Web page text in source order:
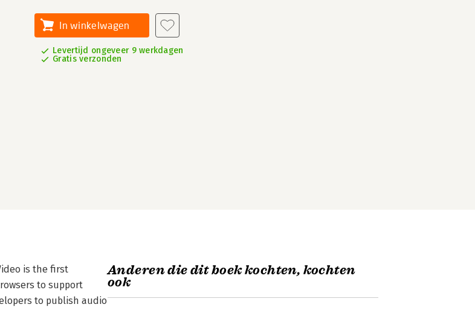
In winkelwagen
Levertijd ongeveer 9 werkdagen
Gratis verzonden
is the first
to support
to publish audio
Anderen die dit boek kochten, kochten
ook